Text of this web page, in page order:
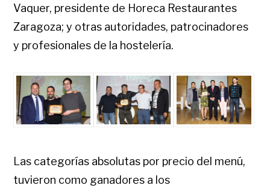
Vaquer, presidente de Horeca Restaurantes
Zaragoza; y otras autoridades, patrocinadores
y profesionales de la hostelería.
Las categorías absolutas por precio del menú,
tuvieron como ganadores a los